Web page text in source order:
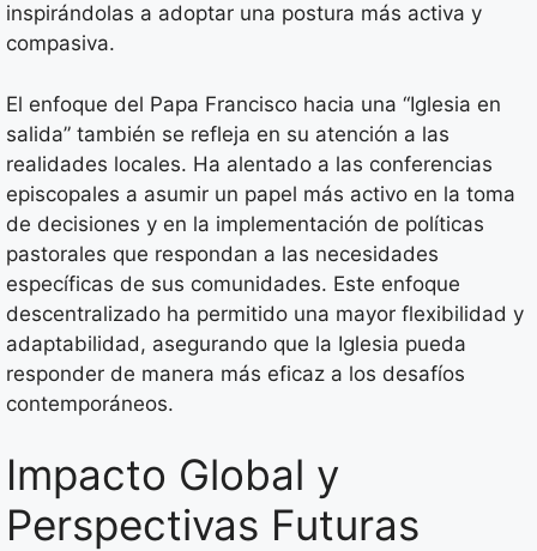
inspirándolas a adoptar una postura más activa y
compasiva.
El enfoque del Papa Francisco hacia una “Iglesia en
salida” también se refleja en su atención a las
realidades locales. Ha alentado a las conferencias
episcopales a asumir un papel más activo en la toma
de decisiones y en la implementación de políticas
pastorales que respondan a las necesidades
específicas de sus comunidades. Este enfoque
descentralizado ha permitido una mayor flexibilidad y
adaptabilidad, asegurando que la Iglesia pueda
responder de manera más eficaz a los desafíos
contemporáneos.
Impacto Global y
Perspectivas Futuras